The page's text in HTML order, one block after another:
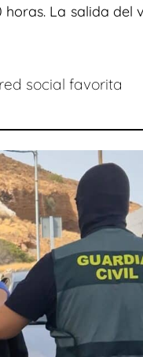
La salida del
social favorita